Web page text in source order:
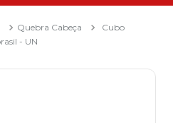
Quebra Cabeça
Cubo
- UN